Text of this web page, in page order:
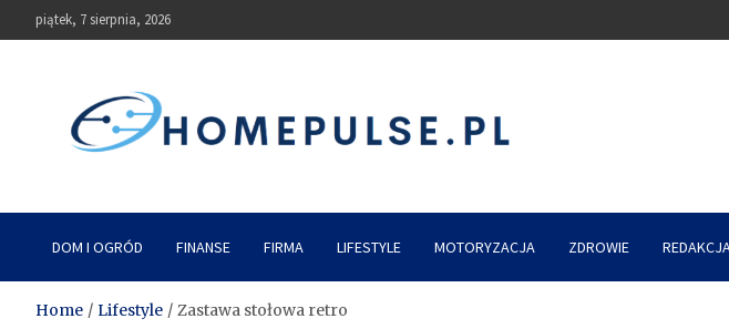
to
piątek, 7 sierpnia, 2026
homepulse.pl
DOM I OGRÓD FINANSE FIRMA LIFESTYLE MOTORYZACJA ZDROWIE REDAKCJA
Home Lifestyle Zastawa stołowa retro